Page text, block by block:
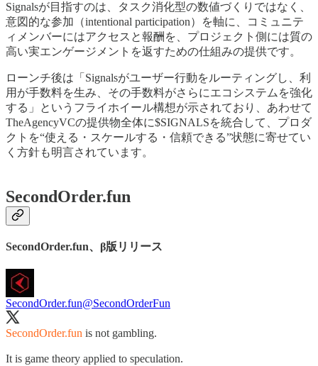
Signalsが目指すのは、タスク消化型の数値づくりではなく、
意図的な参加（intentional participation）を軸に、コミュニテ
ィメンバーにはアクセスと報酬を、プロジェクト側には質の
高い実エンゲージメントを返すための仕組みの提供です。
ローンチ後は「Signalsがユーザー行動をルーティングし、利
用が手数料を生み、その手数料がさらにエコシステムを強化
する」というフライホイール構想が示されており、あわせて
TheAgencyVCの提供物全体に$SIGNALSを統合して、プロダ
クトを“使える・スケールする・信頼できる”状態に寄せてい
く方針も明言されています。
SecondOrder.fun
SecondOrder.fun、β版リリース
SecondOrder.fun@SecondOrderFun
SecondOrder.fun is not gambling.
It is game theory applied to speculation.